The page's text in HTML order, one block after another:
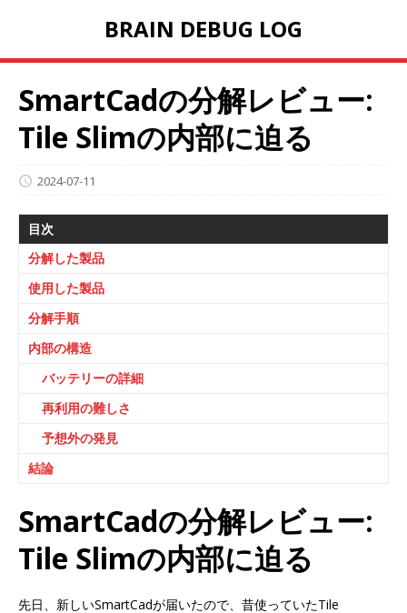
BRAIN DEBUG LOG
SmartCadの分解レビュー:
Tile Slimの内部に迫る
2024-07-11
目次
分解した製品
使用した製品
分解手順
内部の構造
バッテリーの詳細
再利用の難しさ
予想外の発見
結論
SmartCadの分解レビュー:
Tile Slimの内部に迫る
先日、新しいSmartCadが届いたので、昔使っていたTile